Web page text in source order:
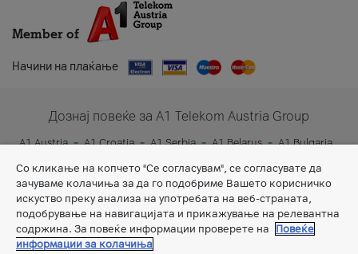
Member of
Начини на плаќање
Дознај повеќе за A1 Telekom Austria Group
A1 Austria A1 Croatia A1 Serbia A1 Belarus
A1 Bulgaria
A1 Slovenia
A1 Digital
Со кликање на копчето "Се согласувам", се согласувате да
зачуваме колачиња за да го подобриме Вашето корисничко
искуство преку анализа на употребата на веб-страната,
подобрување на навигацијата и прикажување на релевантна
содржина. За повеќе информации проверете на
Повеќе
информации за колачиња